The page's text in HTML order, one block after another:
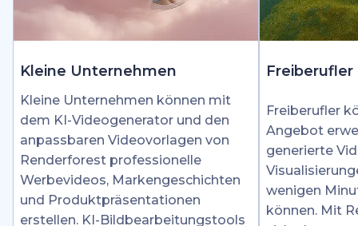
Kleine Unternehmen
Kleine Unternehmen können mit
dem KI-Videogenerator und den
anpassbaren Videovorlagen von
Renderforest professionelle
Werbevideos, Markengeschichten
und Produktpräsentationen
erstellen. KI-Bildbearbeitungstools
Freiberufler
Freiberufler
Angebot
generierte
wenigen
können. Mit